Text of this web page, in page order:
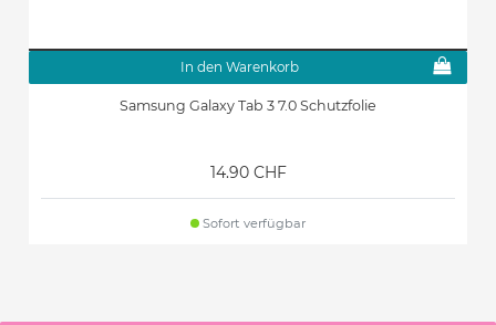
In den Warenkorb
Samsung Galaxy Tab 3 7.0 Schutzfolie
14.90 CHF
Sofort verfügbar